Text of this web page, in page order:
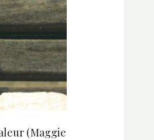
(Maggie